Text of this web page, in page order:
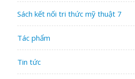
Sách kết nối tri thức mỹ thuật 7
Tác phẩm
Tin tức